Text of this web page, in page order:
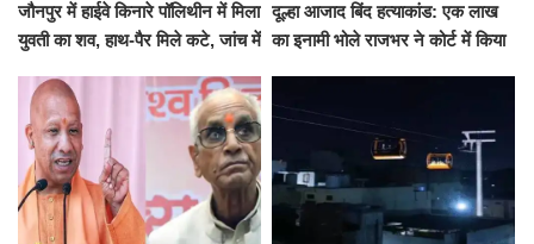
जौनपुर में हाईवे किनारे पॉलिथीन में मिला
युवती का शव, हाथ-पैर मिले कटे, जांच में
दूल्हा आजाद बिंद हत्याकांड: एक लाख
का इनामी भोले राजभर ने कोर्ट में किया